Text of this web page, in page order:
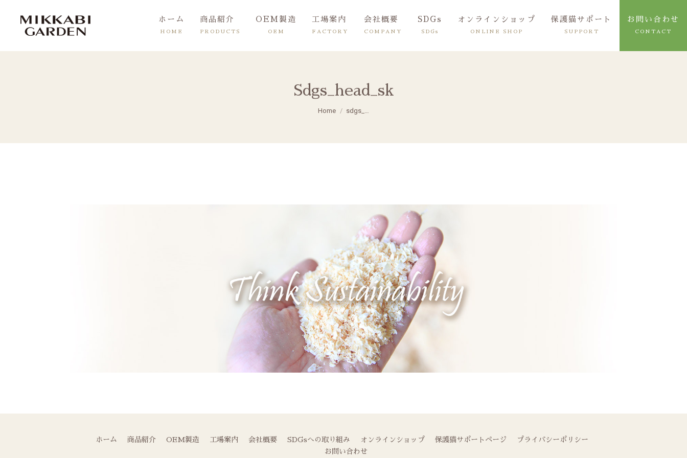
ホーム
HOME
商品紹介
PRODUCTS
OEM製造
OEM
工場案内
FACTORY
会社概要
COMPANY
SDGs
SDGs
オンラインショップ
ONLINE SHOP
保護猫サポート
SUPPORT
お問い合わせ
CONTACT
Sdgs_head_sk
You are here:
Home sdgs_…
ホーム 商品紹介 OEM製造 工場案内 会社概要 SDGsへの取り組み オンラインショップ 保護猫サポートページ
プライバシーポリシー
お問い合わせ